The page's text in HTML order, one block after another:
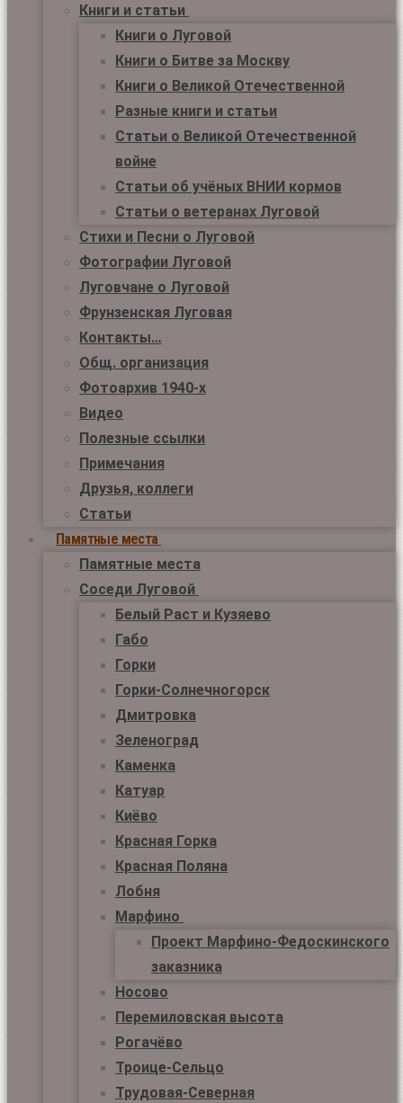
Книги и статьи
Книги о Луговой
Книги о Битве за Москву
Книги о Великой Отечественной
Разные книги и статьи
Статьи о Великой Отечественной
войне
Статьи об учёных ВНИИ кормов
Статьи о ветеранах Луговой
Стихи и Песни о Луговой
Фотографии Луговой
Луговчане о Луговой
Фрунзенская Луговая
Контакты…
Общ. организация
Фотоархив 1940-х
Видео
Полезные ссылки
Примечания
Друзья, коллеги
Статьи
Памятные места
Памятные места
Соседи Луговой
Белый Раст и Кузяево
Габо
Горки
Горки-Солнечногорск
Дмитровка
Зеленоград
Каменка
Катуар
Киёво
Красная Горка
Красная Поляна
Лобня
Марфино
Проект Марфино-Федоскинского
заказника
Носово
Перемиловская высота
Рогачёво
Троице-Сельцо
Трудовая-Северная